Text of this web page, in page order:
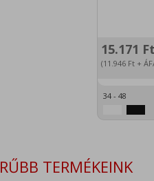
15.171 Ft
(11.946 Ft+
34 - 48
TERMÉKEINK